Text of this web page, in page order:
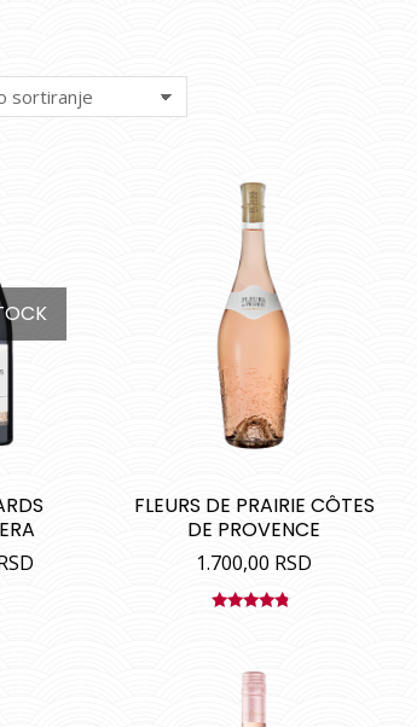
FLEURS DE PRAIRIE CÔTES
DE PROVENCE
1.700,00 RSD